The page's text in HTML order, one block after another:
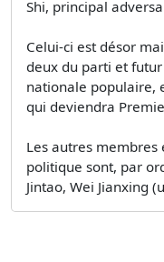
Shi, principal
Celui-ci est désor­
deux du parti et
nationale populaire,
qui deviendra
Les autres
politique sont, par
Jintao, Wei Jianxing